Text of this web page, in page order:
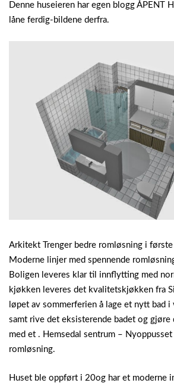
Denne huseieren har egen blogg ÅPENT
låne ferdig-bildene derfra.
Arkitekt Trenger bedre romløsning i første
Moderne linjer med spennende
Boligen leveres klar til innflytting med
kjøkken leveres det kvalitetskjøkken fra
løpet av sommerferien å lage et nytt bad i
samt rive det eksisterende badet og
med et . Hemsedal sentrum –
romløsning.
Huset ble oppført i 20og har et moderne